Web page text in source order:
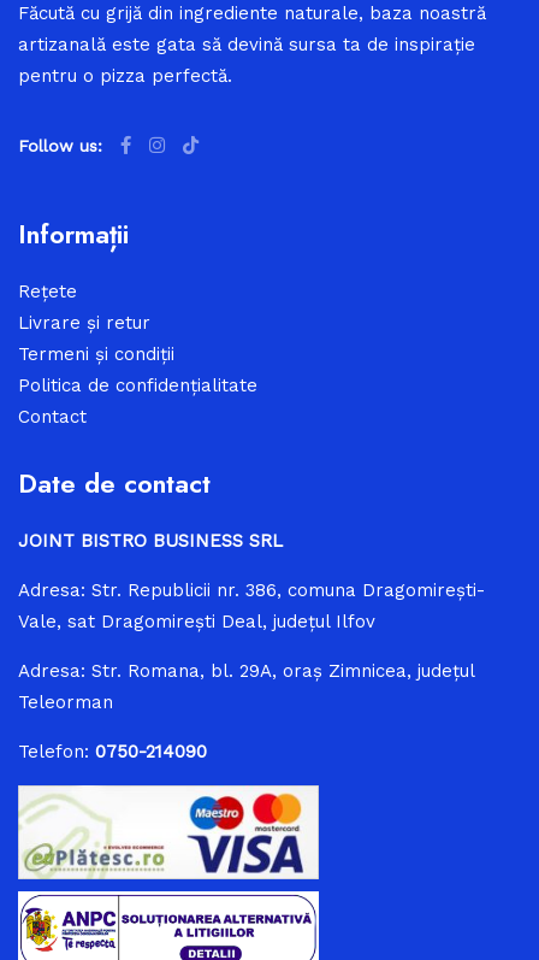
Făcută cu grijă din ingrediente naturale, baza noastră
artizanală este gata să devină sursa ta de inspirație
pentru o pizza perfectă.
Follow us:
Informații
Rețete
Livrare și retur
Termeni și condiții
Politica de confidențialitate
Contact
Date de contact
JOINT BISTRO BUSINESS SRL
Adresa: Str. Republicii nr. 386, comuna Dragomireşti-
Vale, sat Dragomirești Deal, judeţul Ilfov
Adresa: Str. Romana, bl. 29A, oraș Zimnicea, județul
Teleorman
Telefon: 0750-214090